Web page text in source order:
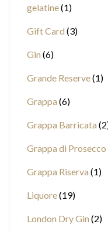
gelatine 1
Gift Card 3
Gin 6
Grande Reserve 1
Grappa 6
Grappa Barricata 2
Grappa di Prosecco
Grappa Riserva 1
Liquore 19
London Dry Gin 2